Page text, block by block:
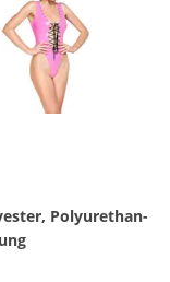
Polyurethan-